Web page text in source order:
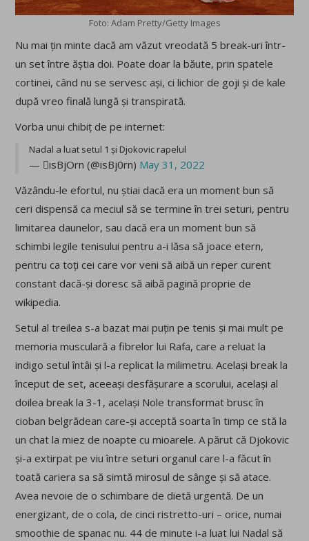
Foto: Adam Pretty/Getty Images
Nu mai țin minte dacă am văzut vreodată 5 break-uri într-
un set între ăștia doi. Poate doar la băute, prin spatele
cortinei, când nu se servesc ași, ci lichior de goji și de kale
după vreo finală lungă și transpirată.
Vorba unui chibiț de pe internet:
Nadal a luat setul 1 și Djokovic rapelul
— isBjOrn (@isBj0rn) May 31, 2022
Văzându-le efortul, nu știai dacă era un moment bun să
ceri dispensă ca meciul să se termine în trei seturi, pentru
limitarea daunelor, sau dacă era un moment bun să
schimbi legile tenisului pentru a-i lăsa să joace etern,
pentru ca toți cei care vor veni să aibă un reper curent
constant dacă-și doresc să aibă pagină proprie de
wikipedia.
Setul al treilea s-a bazat mai puțin pe tenis și mai mult pe
memoria musculară a fibrelor lui Rafa, care a reluat la
indigo setul întâi și l-a replicat la milimetru. Același break la
început de set, aceeași desfășurare a scorului, același al
doilea break la 3-1, același Nole transformat brusc în
cioban belgrădean care-și acceptă soarta în timp ce stă la
un chat la miez de noapte cu mioarele. A părut că Djokovic
și-a extirpat pe viu între seturi organul care l-a făcut în
toată cariera sa să simtă mirosul de sânge și să atace.
Avea nevoie de o schimbare de dietă urgentă. De un
energizant, de o cola, de cinci ristretto-uri – orice, numai
smoothie de spanac nu. 44 de minute i-a luat lui Nadal să